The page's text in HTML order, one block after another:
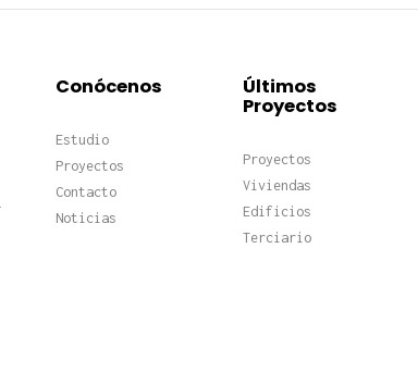
Conócenos
Estudio
Proyectos
Contacto
Noticias
Últimos
Proyectos
Proyectos
Viviendas
Edificios
Terciario